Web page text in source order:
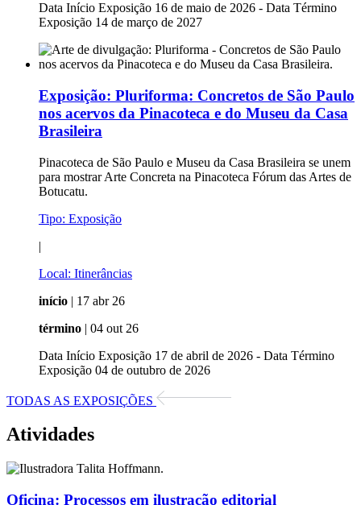
Data Início Exposição 16 de maio de 2026 - Data Término
Exposição 14 de março de 2027
Exposição: Pluriforma: Concretos de São Paulo
nos acervos da Pinacoteca e do Museu da Casa
Brasileira
Pinacoteca de São Paulo e Museu da Casa Brasileira se unem
para mostrar Arte Concreta na Pinacoteca Fórum das Artes de
Botucatu.
Tipo: Exposição
|
Local: Itinerâncias
início | 17 abr 26
término | 04 out 26
Data Início Exposição 17 de abril de 2026 - Data Término
Exposição 04 de outubro de 2026
TODAS AS EXPOSIÇÕES
Atividades
Oficina: Processos em ilustração editorial